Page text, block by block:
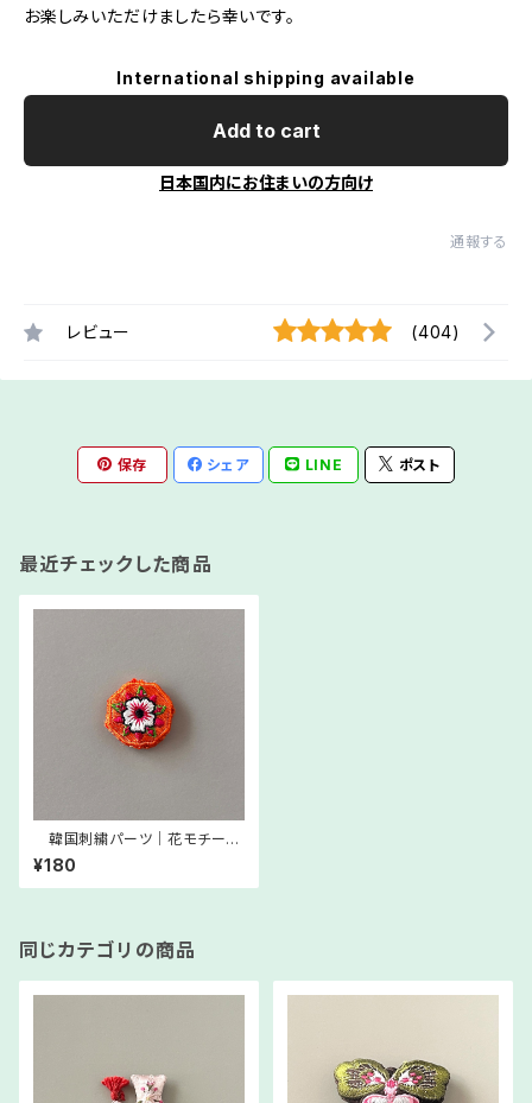
お楽しみいただけましたら幸いです。
International shipping available
Add to cart
日本国内にお住まいの方向け
通報する
レビュー (404)
保存 シェア LINE ポスト
最近チェックした商品
韓国刺繍パーツ｜花モチーフ
小 オレンジ 韓国ミニノリ
ゲやストラップ制作にご利用くだ
さい
¥180
同じカテゴリの商品